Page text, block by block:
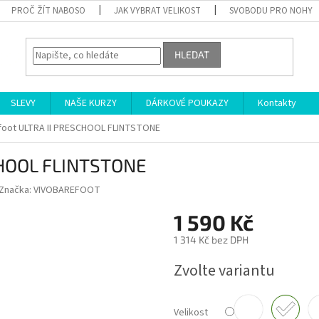
PROČ ŽÍT NABOSO JAK VYBRAT VELIKOST SVOBODU PRO NOHY
HLEDAT
SLEVY NAŠE KURZY DÁRKOVÉ POUKAZY
Kontakty
ULTRA II PRESCHOOL FLINTSTONE
FLINTSTONE
Značka:VIVOBAREFOOT
1 590 Kč
1 314 Kč bez DPH
cena:
Zvolte variantu
Velikost